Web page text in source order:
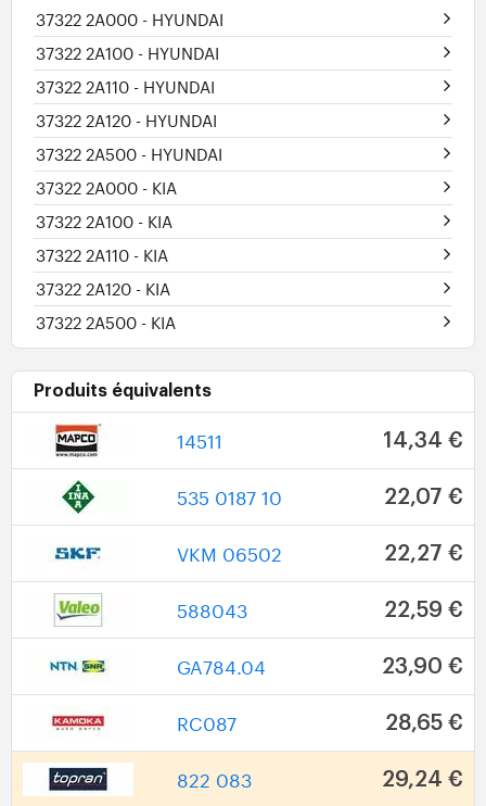
37322 2A000 - HYUNDAI
37322 2A100 - HYUNDAI
37322 2A110 - HYUNDAI
37322 2A120 - HYUNDAI
37322 2A500 - HYUNDAI
37322 2A000 - KIA
37322 2A100 - KIA
37322 2A110 - KIA
37322 2A120 - KIA
37322 2A500 - KIA
Produits équivalents
14511 14,34 €
535 0187 10 22,07 €
VKM 06502 22,27 €
588043 22,59 €
GA784.04 23,90 €
RC087 28,65 €
822 083 29,24 €